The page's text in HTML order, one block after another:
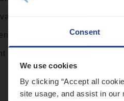
Consent
We use cookies
By clicking “Accept all
site usage, and assist in our